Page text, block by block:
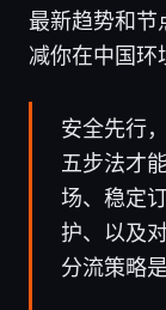
最新趋势和节
减你在中国环
安全先行
五步法才
场、稳定
护、以及
分流策略